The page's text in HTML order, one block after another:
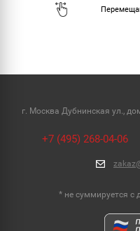
г. Москва Дубнинская ул.,
+7 (495) 268-04-06
* не суммируется с